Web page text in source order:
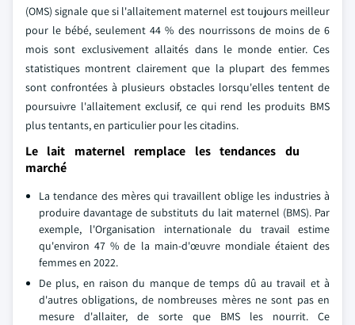
(OMS) signale que si l'allaitement maternel est toujours meilleur
pour le bébé, seulement 44 % des nourrissons de moins de 6
mois sont exclusivement allaités dans le monde entier. Ces
statistiques montrent clairement que la plupart des femmes
sont confrontées à plusieurs obstacles lorsqu'elles tentent de
poursuivre l'allaitement exclusif, ce qui rend les produits BMS
plus tentants, en particulier pour les citadins.
Le lait maternel remplace les tendances du
marché
La tendance des mères qui travaillent oblige les industries à
produire davantage de substituts du lait maternel (BMS). Par
exemple, l'Organisation internationale du travail estime
qu'environ 47 % de la main-d'œuvre mondiale étaient des
femmes en 2022.
De plus, en raison du manque de temps dû au travail et à
d'autres obligations, de nombreuses mères ne sont pas en
mesure d'allaiter, de sorte que BMS les nourrit. Ce